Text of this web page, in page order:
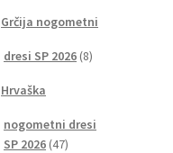
Grčija nogometni
dresi SP 2026 88
Hrvaška
nogometni dresi
SP 2026 4747